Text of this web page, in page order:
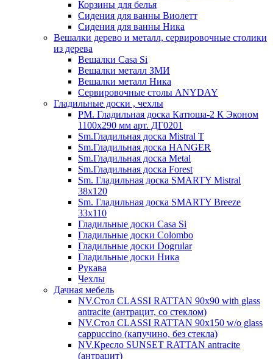
Корзины для белья
Сидения для ванны Виолетт
Сидения для ванны Ника
Вешалки дерево и металл, сервировочные столики
из дерева
Вешалки Casa Si
Вешалки металл ЗМИ
Вешалки металл Ника
Сервировочные столы ANYDAY
Гладильные доски , чехлы
PM. Гладильная доска Катюша-2 К Эконом
1100х290 мм арт. ДГ0201
Sm.Гладильная доска Mistral T
Sm.Гладильная доска HANGER
Sm.Гладильная доска Metal
Sm.Гладильная доска Forest
Sm. Гладильная доска SMARTY Mistral
38x120
Sm. Гладильная доска SMARTY Breeze
33х110
Гладильные доски Casa Si
Гладильные доски Colombo
Гладильные доски Dogrular
Гладильные доски Ника
Рукава
Чехлы
Дачная мебель
NV.Стол CLASSI RATTAN 90х90 with glass
antracite (антрацит, со стеклом)
NV.Стол CLASSI RATTAN 90х150 w/o glass
cappuccino (капучино, без стекла)
NV.Кресло SUNSET RATTAN antracite
(антрацит)